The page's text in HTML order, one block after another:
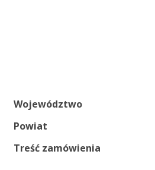
Województwo
Powiat
Treść zamówienia